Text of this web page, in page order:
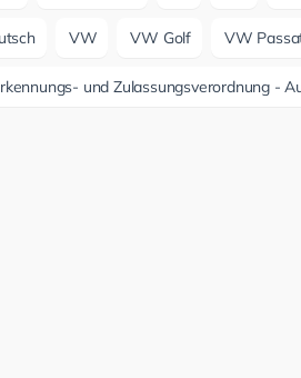
VW VW Golf VW
und Zulassungsverordnung -